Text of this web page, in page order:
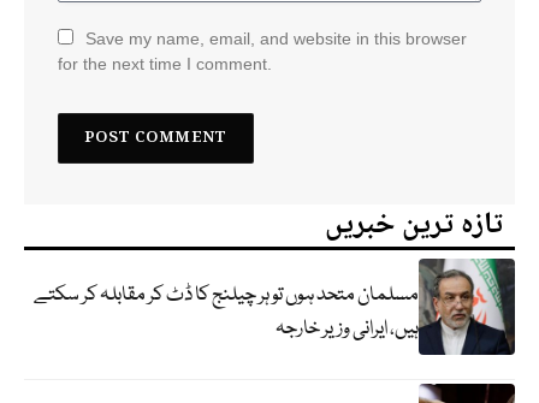
Save my name, email, and website in this browser
for the next time I comment.
تازہ ترین خبریں
مسلمان متحد ہوں تو ہر چیلنج کا ڈٹ کر مقابلہ کر سکتے
ہیں، ایرانی وزیر خارجہ